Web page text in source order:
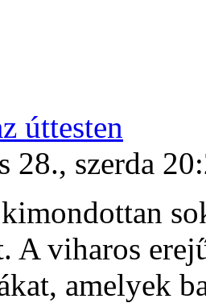
úttesten
28., szerda
kimondottan
A viharos
amelyek